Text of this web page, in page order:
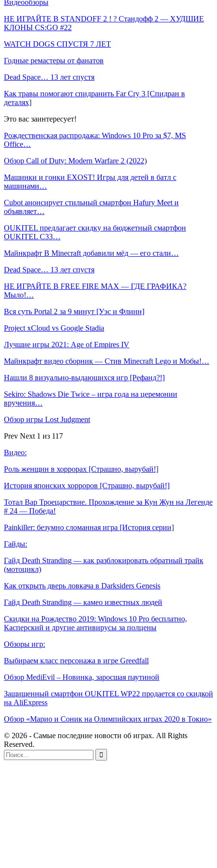
Видеообзоры
НЕ ИГРАЙТЕ В STANDOFF 2 ! ? Стандофф 2 — ХУДШИЕ
КЛОНЫ CS:GO #22
WATCH DOGS СПУСТЯ 7 ЛЕТ
Годные ремастеры от фанатов
Dead Space… 13 лет спустя
Как травы помогают спидранить Far Cry 3 [Спидран в
деталях]
Это вас заинтересует!
Рождественская распродажа: Windows 10 Pro за $7, MS
Office…
Обзор Call of Duty: Modern Warfare 2 (2022)
Машинки и гонки EXOST! Игры для детей в батл с
машинами…
Cubot анонсирует стильный смартфон Hafury Meet и
объявляет…
OUKITEL предлагает скидку на бюджетный смартфон
OUKITEL C33…
Майнкрафт В Minecraft добавили мёд — его стали…
Dead Space… 13 лет спустя
НЕ ИГРАЙТЕ В FREE FIRE MAX — ГДЕ ГРАФИКА?
Мыло!…
Вся суть Portal 2 за 9 минут [Уэс и Флинн]
Project xCloud vs Google Stadia
Лучшие игры 2021: Age of Empires IV
Майнкрафт видео сборник — Стив Minecraft Lego и Мобы!…
Нашли 8 визуально-выдающихся игр [Рефанд?!]
Sekiro: Shadows Die Twice – игра года на церемонии
вручения…
Обзор игры Lost Judgment
Prev Next 1 из 117
Видео:
Роль женщин в хоррорах [Страшно, вырубай!]
История японских хорроров [Страшно, вырубай!]
Тотал Вар Троецарствие. Прохождение за Кун Жун на Легенде
# 24 — Победа!
Painkiller: безумно сломанная игра [История серии]
Гайды:
Гайд Death Stranding — как разблокировать обратный трайк
(мотоцикл)
Как открыть дверь ловкача в Darksiders Genesis
Гайд Death Stranding — камео известных людей
Скидки на Рождество 2019: Windows 10 Pro бесплатно,
Касперский и другие антивирусы за полцены
Обзоры игр:
Выбираем класс персонажа в игре Greedfall
Обзор MediEvil – Новинка, заросшая паутиной
Защищенный смартфон OUKITEL WP22 продается со скидкой
на AliExpress
Обзор «Марио и Соник на Олимпийских играх 2020 в Токио»
© 2026 - Самые последние новости об играх. All Rights
Reserved.